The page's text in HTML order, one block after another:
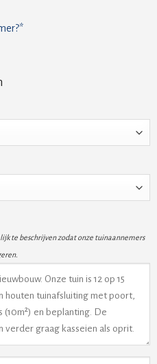
te beschrijven zodat onze tuinaannemers